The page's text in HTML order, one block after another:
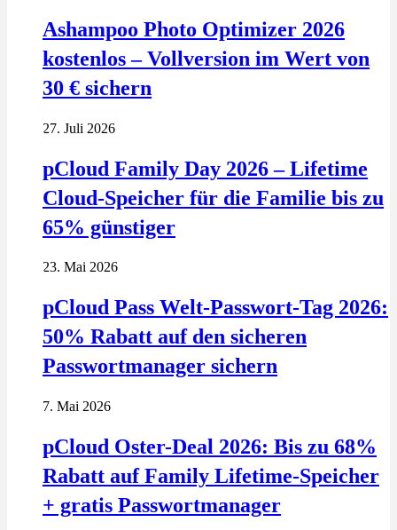
Ashampoo Photo Optimizer 2026
kostenlos – Vollversion im Wert von
30 € sichern
27. Juli 2026
pCloud Family Day 2026 – Lifetime
Cloud-Speicher für die Familie bis zu
65% günstiger
23. Mai 2026
pCloud Pass Welt-Passwort-Tag 2026:
50% Rabatt auf den sicheren
Passwortmanager sichern
7. Mai 2026
pCloud Oster-Deal 2026: Bis zu 68%
Rabatt auf Family Lifetime-Speicher
+ gratis Passwortmanager